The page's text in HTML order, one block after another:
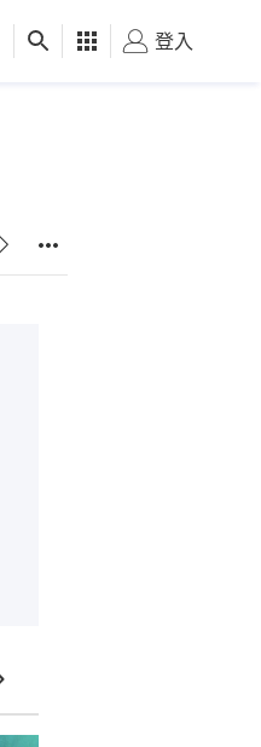
健康 好食玩飛
登入